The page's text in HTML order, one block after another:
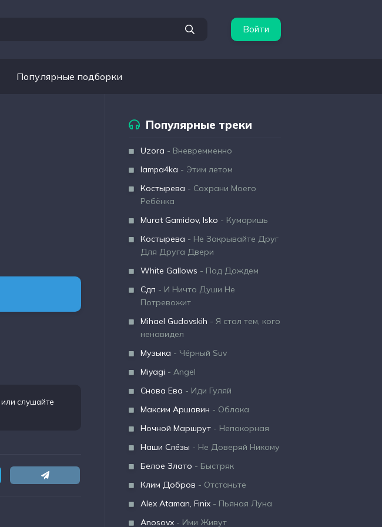
Войти
Популярные подборки
или слушайте
Популярные треки
Uzora - Вневремменно
lampa4ka - Этим летом
Костырева - Сохрани Моего
Ребёнка
Murat Gamidov, Isko - Кумаришь
Костырева - Не Закрывайте Друг
Для Друга Двери
White Gallows - Под Дождем
Сдп - И Ничто Души Не
Потревожит
Mihael Gudovskih - Я стал тем, кого
ненавидел
Музыка - Чёрный Suv
Miyagi - Angel
Снова Ева - Иди Гуляй
Максим Аршавин - Облака
Ночной Маршрут - Непокорная
Наши Слёзы - Не Доверяй Никому
Белое Злато - Быстряк
Клим Добров - Отстаньте
Alex Ataman, Finix - Пьяная Луна
Anosovx - Ими Живут